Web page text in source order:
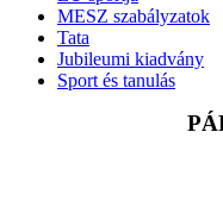
MESZ szabályzatok
Tata
Jubileumi kiadvány
Sport és tanulás